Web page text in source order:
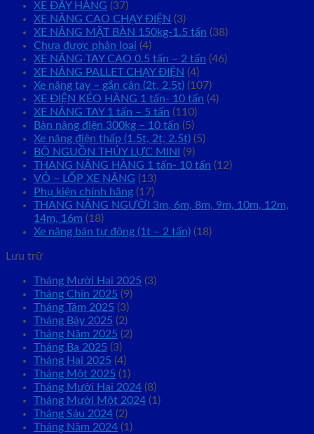
XE ĐẨY HÀNG (37)
XE NÂNG CAO CHẠY ĐIỆN (3)
XE NÂNG MẶT BÀN 150kg-1.5 tấn (38)
Chưa được phân loại (4)
XE NÂNG TAY CAO 0.5 tấn – 2 tấn (46)
XE NÂNG PALLET CHẠY ĐIỆN (4)
Xe nâng tay – gắn cân (2t, 2.5t) (107)
XE ĐIỆN KÉO HÀNG 1 tấn- 10 tấn (4)
XE NÂNG TAY 1 tấn – 5 tấn (110)
Bàn nâng điện 300kg – 10 tấn (5)
Xe nâng điện thấp (1.5t, 2t, 2.5t) (5)
BỘ NGUỒN THỦY LỰC MINI
(9)
THANG NÂNG HÀNG 1 tấn- 10 tấn (12)
VỎ – LỐP XE NÂNG (13)
Phụ kiện chính hãng (17)
THANG NÂNG NGƯỜI 3m, 6m, 8m, 9m, 10m, 12m,
14m, 16m (18)
Xe nâng bán tự động (1t – 2 tấn) (18)
Lưu trữ
Tháng Mười Hai 2025 (3)
Tháng Chín 2025 (9)
Tháng Tám 2025 (3)
Tháng Bảy 2025 (2)
Tháng Năm 2025 (2)
Tháng Ba 2025 (3)
Tháng Hai 2025 (4)
Tháng Một 2025 (1)
Tháng Mười Hai 2024 (8)
Tháng Mười Một 2024 (1)
Tháng Sáu 2024 (2)
Tháng Năm 2024 (1)